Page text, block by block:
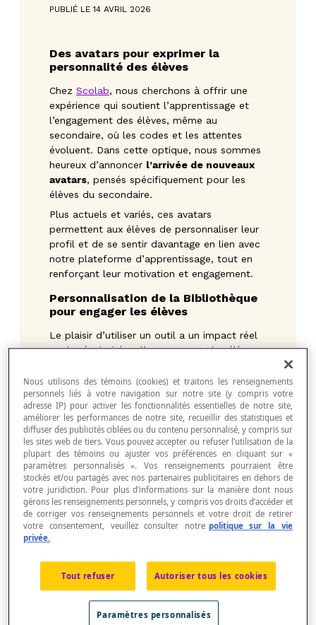
PUBLIÉ LE 14 AVRIL 2026
Des avatars pour exprimer la
personnalité des élèves
Chez Scolab, nous cherchons à offrir une
expérience qui soutient l’apprentissage et
l’engagement des élèves, même au
secondaire, où les codes et les attentes
évoluent. Dans cette optique, nous sommes
heureux d’annoncer l’arrivée de nouveaux
avatars, pensés spécifiquement pour les
élèves du secondaire.
Plus actuels et variés, ces avatars
permettent aux élèves de personnaliser leur
profil et de se sentir davantage en lien avec
notre plateforme d’apprentissage, tout en
renforçant leur motivation et engagement.
Personnalisation de la Bibliothèque
pour engager les élèves
Le plaisir d’utiliser un outil a un impact réel
sur la régularité et l’engagement des élèves.
légèreté et de motivation, tout en restant
discrets pour ne pas détourner l’attention
des apprentissages.
Même cette personnalisation légère
contribue à renforcer le sentiment
d’appartenance des élèves et leur adhésion
à la plateforme d’apprentissage.
Nous utilisons des témoins (cookies) et traitons les renseignements
personnels liés à votre navigation sur notre site (y compris votre
adresse IP) pour activer les fonctionnalités essentielles de notre site,
améliorer les performances de notre site, recueillir des statistiques et
diffuser des publicités ciblées ou du contenu personnalisé, y compris sur
les sites web de tiers. Vous pouvez accepter ou refuser l’utilisation de la
plupart des témoins ou ajuster vos préférences en cliquant sur «
paramètres personnalisés ». Vos renseignements pourraient être
stockés et/ou partagés avec nos partenaires publicitaires en dehors de
votre juridiction. Pour plus d’informations sur la manière dont nous
gérons les renseignements personnels, y compris vos droits d’accéder et
de corriger vos renseignements personnels et votre droit de retirer
votre consentement, veuillez consulter notre politique sur la vie
privée.
Tout refuser Autoriser tous les cookies
Paramètres personnalisés